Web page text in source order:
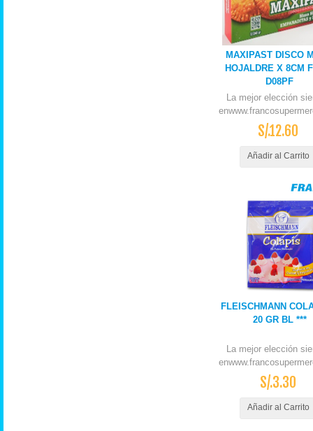
MAXIPAST DISCO
HOJALDRE X 8CM
D08PF
La mejor elección
S/.12.60
Añadir al Carrito
FLEISCHMANN
20 GR BL ***
La mejor elección
S/.3.30
Añadir al Carrito